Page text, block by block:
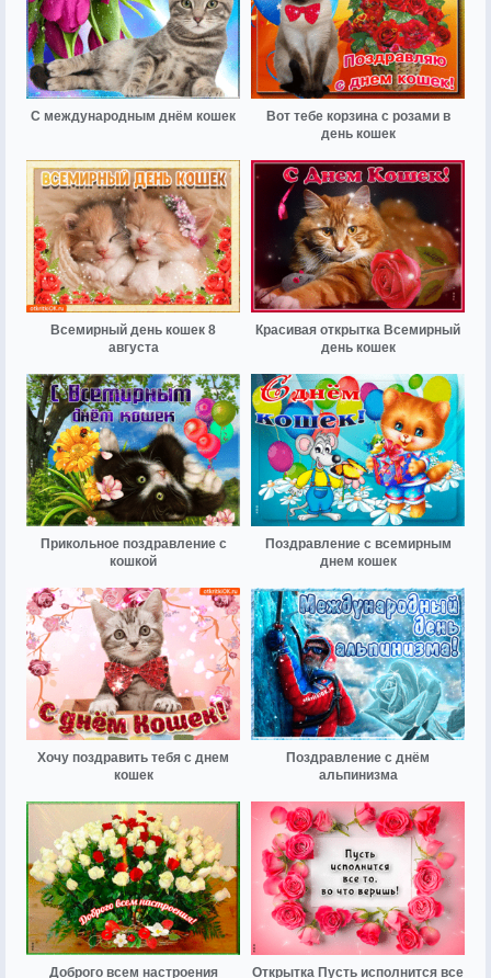
С международным днём кошек
Вот тебе корзина с розами в
день кошек
Всемирный день кошек 8
августа
Красивая открытка Всемирный
день кошек
Прикольное поздравление с
кошкой
Поздравление с всемирным
днем кошек
Хочу поздравить тебя с днем
кошек
Поздравление с днём
альпинизма
Доброго всем настроения Открытка Пусть исполнится все